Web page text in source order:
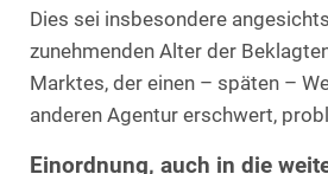
Dies sei insbesondere
zunehmenden Alter der
Marktes, der einen – späten –
anderen Agentur erschwert,
Einordnung, auch in die